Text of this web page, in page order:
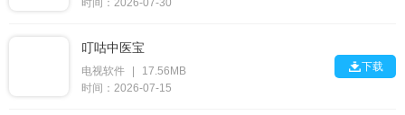
时间：2026-07-30
叮咕中医宝
电视软件 |
17.56MB
时间：2026-07-15
下载